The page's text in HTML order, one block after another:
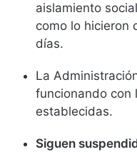
aislamiento
como lo hicieron
días.
La
funcionando con
establecidas.
Siguen